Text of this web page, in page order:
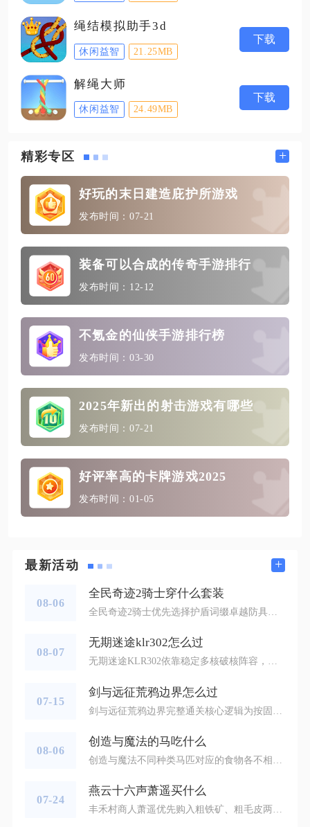
绳结模拟助手3d
休闲益智 21.25MB
下载
解绳大师
休闲益智 24.49MB
下载
精彩专区 +
好玩的末日建造庇护所游戏
发布时间：07-21
装备可以合成的传奇手游排行
发布时间：12-12
不氪金的仙侠手游排行榜
发布时间：03-30
2025年新出的射击游戏有哪些
发布时间：07-21
好评率高的卡牌游戏2025
发布时间：01-05
最新活动 +
08-06
全民奇迹2骑士穿什么套装
全民奇迹2骑士优先选择护盾词缀卓越防具套装作为毕业搭配，PVE副本以全套护盾六件套为主，PVP竞技可以采用护盾四件套搭配其他功能防具二件套灵活组合，武器搭配锋利词缀，饰品选择穿刺套装补齐输出短板。骑士定位团队前排坦克，核心思路是优先保障承伤能力，依靠套装被动吸收伤害、濒死回血，再利用装备词缀弥补自身输出偏弱的短板，整套搭配可以适配恶魔广场、首领挑战、多人团战等绝大多数玩法场景。前期升级阶段不用追求高阶卓越套装，普通紫色过渡套装即可满足日常挂机与主线任务，资源不必消耗在低阶装备
08-07
无期迷途klr302怎么过
无期迷途KLR302依靠稳定多核破核阵容，把控小怪刷新节奏、合理分配能量资源，分阶段清理两侧精英单位即可顺利通关，核心思路为集中破核、分批清怪，避免多波带核敌人同时进场造成防线崩溃。该关卡两侧通道会交替刷新单体一核小怪，中期同步生成多核甲壳精英，精英单位存活期间持续对防线施压，一旦放任复数精英同时输出，很容易出现禁闭者暴毙、神智快速流失的问题，因此阵容必须兼顾远程破核、范围清杂与持续续航，优先选择法露儿、海拉搭配赫卡蒂、哈梅尔的常规组合，练度不足的情况下可借助助战补齐核心输出
07-15
剑与远征荒鸦边界怎么过
08-06
创造与魔法的马吃什么
07-24
燕云十六声萧遥买什么